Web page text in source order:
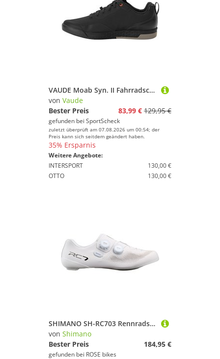
VAUDE Moab Syn. II Fahrradschuhe Herren
von Vaude
Bester Preis
83,99 € 129,95 €
gefunden bei SportScheck
zuletzt überprüft am 07.08.2026 um 00:54; der
Preis kann sich seitdem geändert haben.
35% Ersparnis
Weitere Angebote:
INTERSPORT
130,00 €
OTTO
130,00 €
SHIMANO SH-RC703 Rennradschuhe
von Shimano
Bester Preis
184,95 €
gefunden bei ROSE bikes